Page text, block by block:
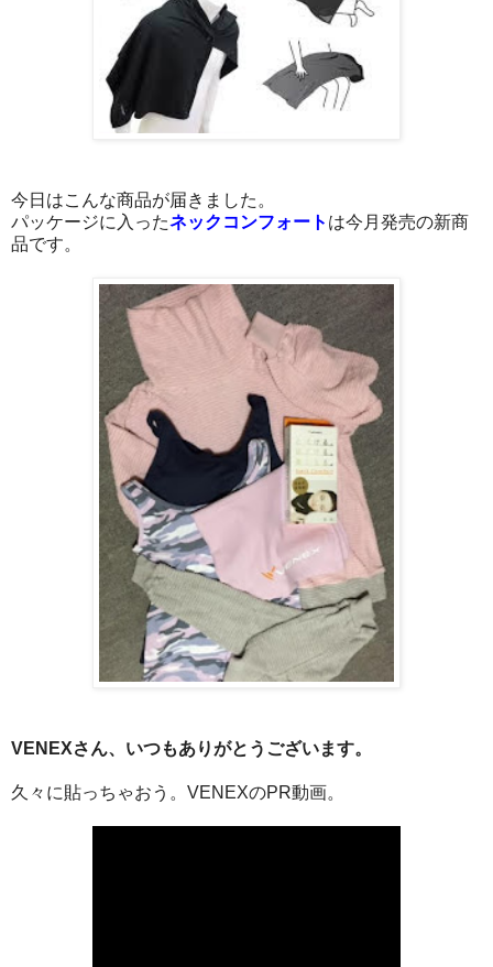
今日はこんな商品が届きました。
パッケージに入ったネックコンフォート は今月発売の新商
品です。
VENEXさん、いつもありがとうございます。
久々に貼っちゃおう。VENEXのPR動画。